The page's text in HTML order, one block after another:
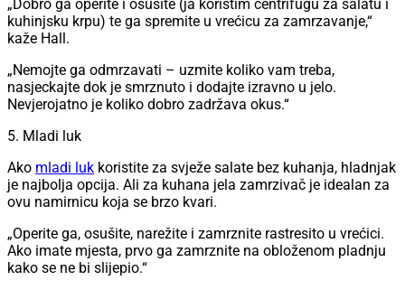
„Dobro ga operite i osušite (ja koristim centrifugu za salatu i
kuhinjsku krpu) te ga spremite u vrećicu za zamrzavanje,“
kaže Hall.
„Nemojte ga odmrzavati – uzmite koliko vam treba,
nasjeckajte dok je smrznuto i dodajte izravno u jelo.
Nevjerojatno je koliko dobro zadržava okus.“
5. Mladi luk
Ako mladi luk koristite za svježe salate bez kuhanja, hladnjak
je najbolja opcija. Ali za kuhana jela zamrzivač je idealan za
ovu namirnicu koja se brzo kvari.
„Operite ga, osušite, narežite i zamrznite rastresito u vrećici.
Ako imate mjesta, prvo ga zamrznite na obloženom pladnju
kako se ne bi slijepio.“